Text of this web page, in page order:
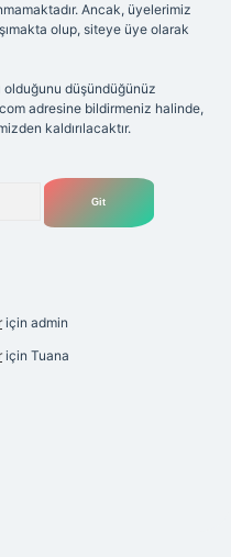
Ancak, üyelerimiz
olup, siteye üye olarak
olduğunu düşündüğünüz
adresine bildirmeniz halinde,
kaldırılacaktır.
için admin
için Tuana